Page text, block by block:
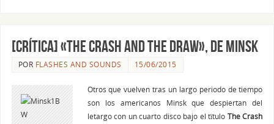
[CRíTICA] «The Crash and the Draw», de Minsk
POR FLASHES AND SOUNDS 15/06/2015
Otros que vuelven tras un largo periodo de tiempo
son los americanos Minsk que despiertan del
letargo con un cuarto disco bajo el tïtulo The Crash